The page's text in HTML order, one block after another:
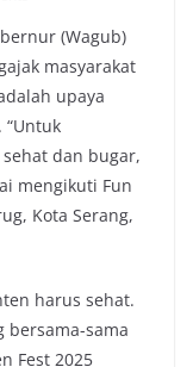
(Wagub)
masyarakat
upaya
dan bugar,
mengikuti Fun
Kota Serang,
harus sehat.
sama
Fest 2025